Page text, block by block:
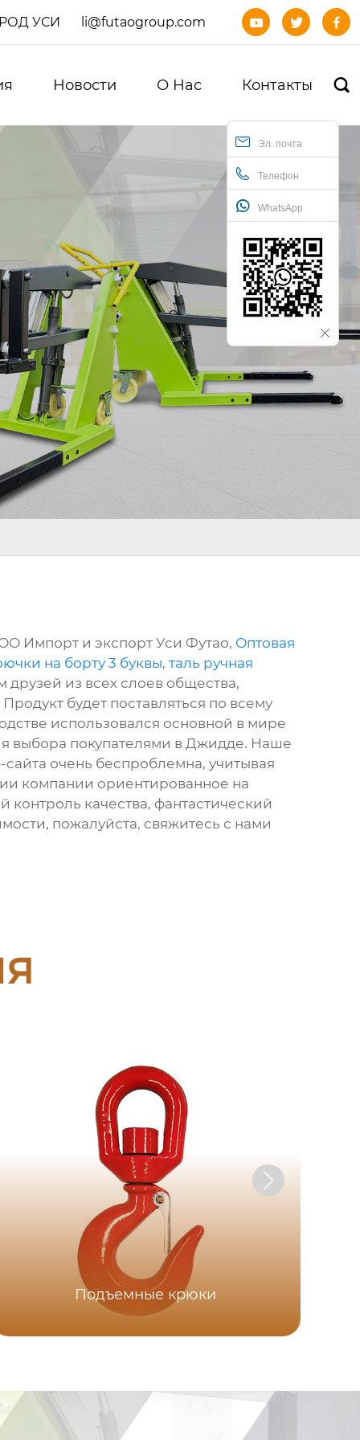
УСИ li@futaogroup.com   
Новости О Нас Контакты 
Эл. почта
Телефон
WhatsApp
Импорт и экспорт Уси Футао, Оптовая
на борту 3 буквы, таль ручная
друзей из всех слоев общества,
будет поставляться по всему
использовался основной в мире
выбора покупателями в Джидде. Наше
очень беспроблемна, учитывая
компании ориентированное на
качества, фантастический
пожалуйста, свяжитесь с нами
Подъемные крюки